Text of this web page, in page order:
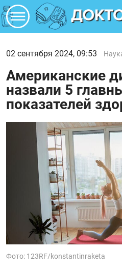
02 сентября 2024, 09:53
Американские
назвали 5
показателей
Фото: 123RF/konstantinraketa